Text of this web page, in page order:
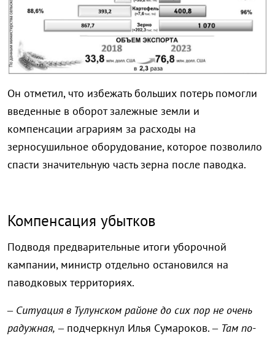
Он отметил, что избежать больших потерь помогли
введенные в оборот залежные земли и
компенсации аграриям за расходы на
зерносушильное оборудование, которое позволило
спасти значительную часть зерна после паводка.
Компенсация убытков
Подводя предварительные итоги уборочной
кампании, министр отдельно остановился на
паводковых территориях.
– Ситуация в Тулунском районе до сих пор не очень
радужная, – подчеркнул Илья Сумароков. – Там по-